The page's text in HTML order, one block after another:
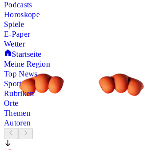
Podcasts
Horoskope
Spiele
E-Paper
Wetter
Startseite
Meine Region
Top News
Sport
Rubriken
Orte
Themen
Autoren